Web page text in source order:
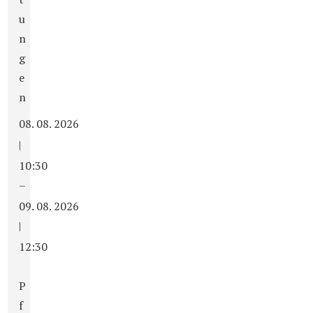
u
n
g
e
n
08. 08. 2026
|
10:30
–
09. 08. 2026
|
12:30
P
f